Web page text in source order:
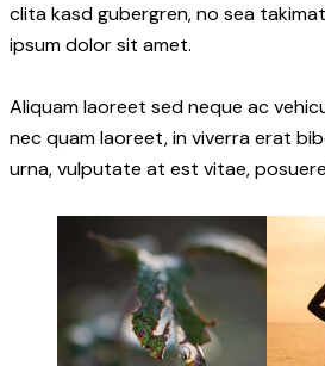
clita kasd gubergren, no sea
ipsum dolor sit amet.
Aliquam laoreet sed neque ac
nec quam laoreet, in viverra erat
urna, vulputate at est vitae,